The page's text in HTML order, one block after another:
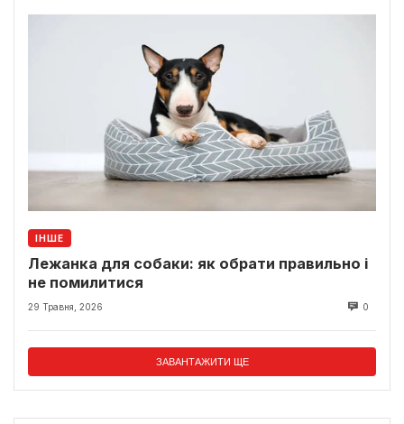
ІНШЕ
Лежанка для собаки: як обрати правильно і
не помилитися
29 Травня, 2026 0
ЗАВАНТАЖИТИ ЩЕ